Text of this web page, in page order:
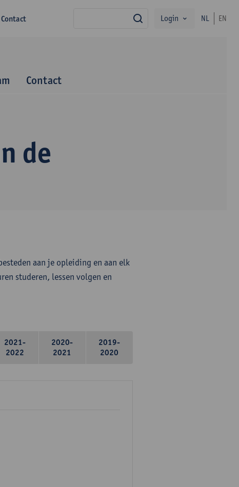
Contact zoekLogin NL EN
Contact
de
aan je opleiding en aan elk
studeren, lessen volgen en
2021-
2022
2020-
2021
2019-
2020